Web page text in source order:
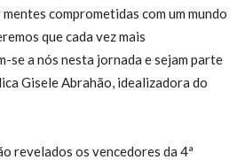
comprometidas com um mundo
que cada vez mais
se a nós nesta jornada e sejam parte
Gisele Abrahão, idealizadora do
revelados os vencedores da 4ª